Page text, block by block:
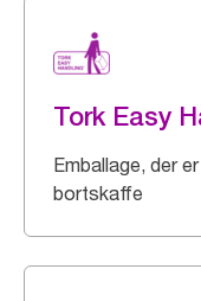
Tork Easy
Emballage, der
bortskaffe